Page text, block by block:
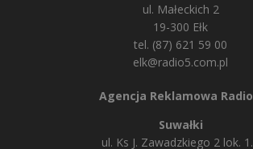
ul. Małeckich 2
19-300 Ełk
tel. (87) 621 59 00
elk@radio5.com.pl
Agencja Reklamowa
Suwałki
ul. Ks J. Zawadzkiego 2 lok.